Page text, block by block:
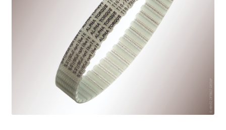
Kundeninformationen
Mein Konto